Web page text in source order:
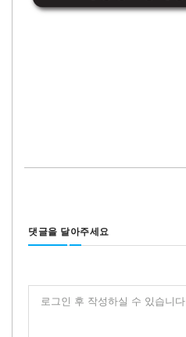
댓글을 달아주세요
로그인 후 작성하실 수 있습니다